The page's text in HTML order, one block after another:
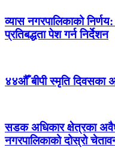
व्यास नगरपालिकाको
प्रतिबद्धता पेश गर्न निर्देशन
४४औँ बीपी स्मृति दिवसका
सडक अधिकार क्षेत्रका
नगरपालिकाको दोस्रो